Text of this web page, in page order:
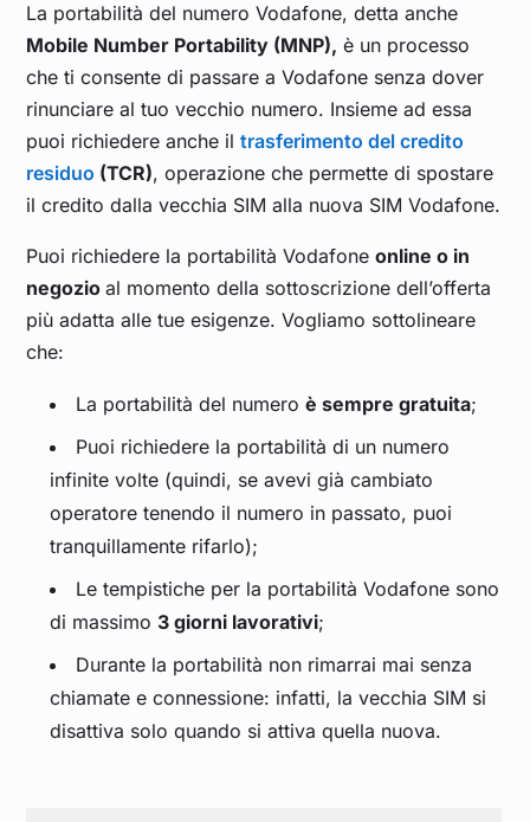
La portabilità del numero Vodafone, detta anche
Mobile Number Portability (MNP), è un processo
che ti consente di passare a Vodafone senza dover
rinunciare al tuo vecchio numero. Insieme ad essa
puoi richiedere anche iltrasferimento del credito
residuo (TCR), operazione che permette di spostare
il credito dalla vecchia SIM alla nuova SIM Vodafone.
Puoi richiedere la portabilità Vodafoneonline o in
negozioal momento della sottoscrizione dell’offerta
più adatta alle tue esigenze. Vogliamo sottolineare
che:
La portabilità del numeroè sempre gratuita;
Puoi richiedere la portabilità di un numero
infinite volte (quindi, se avevi già cambiato
operatore tenendo il numero in passato, puoi
tranquillamente rifarlo);
Le tempistiche per la portabilità Vodafone sono
di massimo 3 giorni lavorativi;
Durante la portabilità non rimarrai mai senza
chiamate e connessione: infatti, la vecchia SIM si
disattiva solo quando si attiva quella nuova.